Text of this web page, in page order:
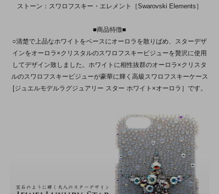
ストーン：スワロフスキー・エレメント［Swarovski Elements］
■商品特徴■
○清楚で上品なホワイトをベースにオーロラを散りばめ、スターデザ
インをオーロラ×クリスタルのスワロフスキービジューを贅沢に使用
してデザイン致しました。ホワイトに相性抜群のオーロラ×クリスタ
ルのスワロフスキービジューが豪華に輝く高級スワロフスキーケース
[ジュエルモデルラグジュアリー スター ホワイト×オーロラ］です。